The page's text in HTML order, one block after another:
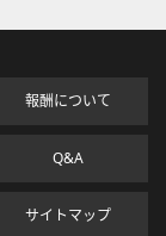
報酬について
Q&A
サイトマップ